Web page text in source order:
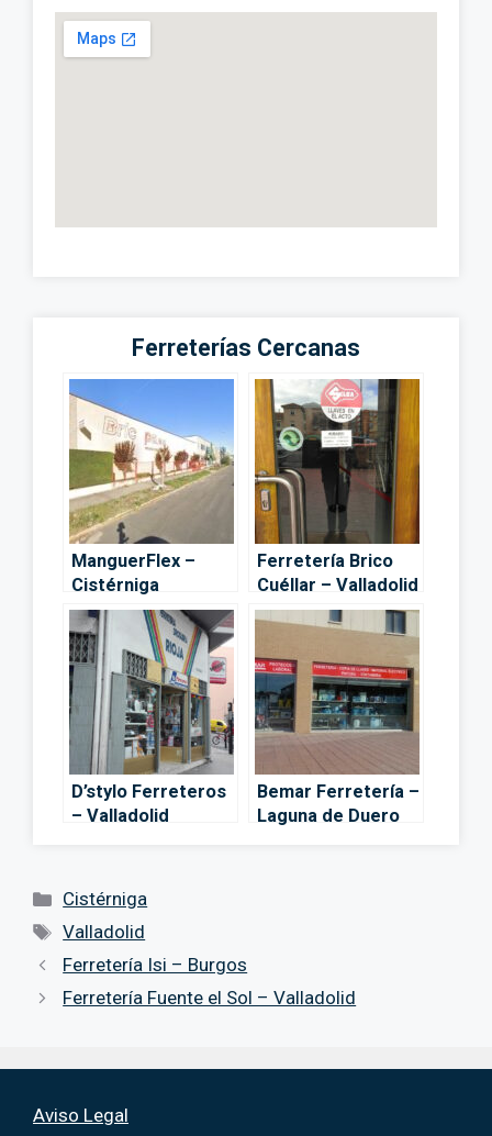
Ferreterías Cercanas
ManguerFlex –
Cistérniga
Ferretería Brico
Cuéllar – Valladolid
D’stylo Ferreteros
– Valladolid
Bemar Ferretería –
Laguna de Duero
Categorías
Cistérniga
Etiquetas
Valladolid
Ferretería Isi – Burgos
Ferretería Fuente el Sol – Valladolid
Aviso Legal